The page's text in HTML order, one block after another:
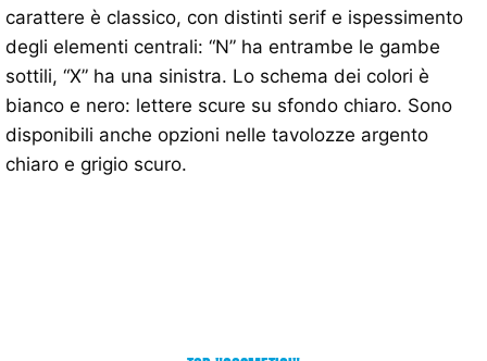
carattere è classico, con distinti serif e ispessimento
degli elementi centrali: “N” ha entrambe le gambe
sottili, “X” ha una sinistra. Lo schema dei colori è
bianco e nero: lettere scure su sfondo chiaro. Sono
disponibili anche opzioni nelle tavolozze argento
chiaro e grigio scuro.